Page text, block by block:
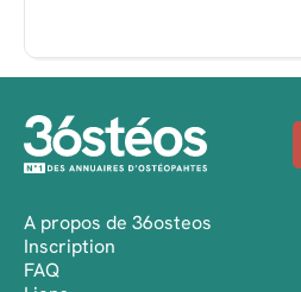
A propos de 36osteos
Inscription
FAQ